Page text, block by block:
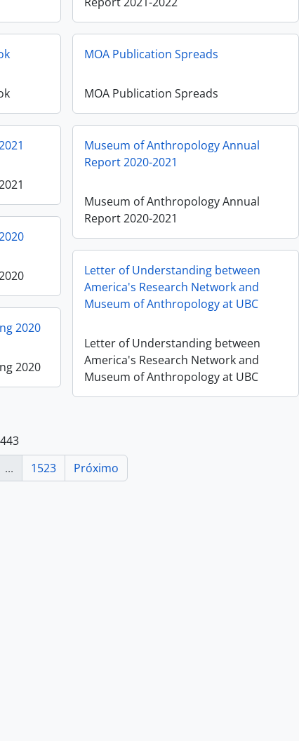
MOA Publication Spreads
MOA Publication Spreads
Museum of Anthropology Annual
Report 2020-2021
Museum of Anthropology Annual
Report 2020-2021
Letter of Understanding between
America's Research Network and
Museum of Anthropology at UBC
Letter of Understanding between
America's Research Network and
Museum of Anthropology at UBC
2020
2020
... 1523 Próximo